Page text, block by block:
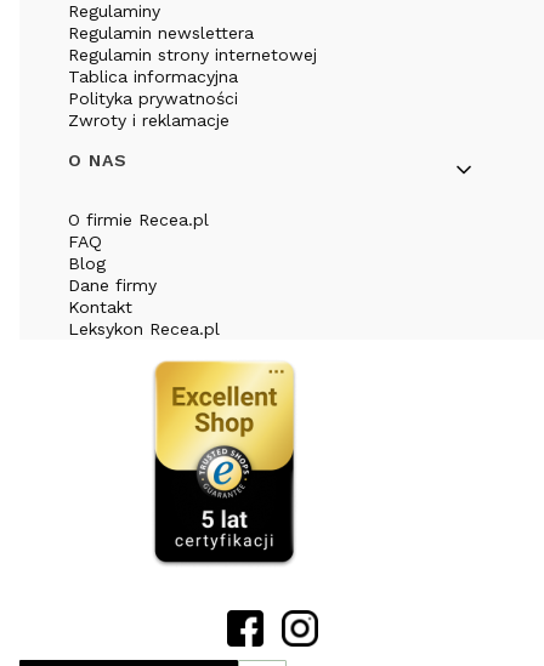
Regulaminy
Regulamin newslettera
Regulamin strony internetowej
Tablica informacyjna
Polityka prywatności
Zwroty i reklamacje
O NAS
O firmie Recea.pl
FAQ
Blog
Dane firmy
Kontakt
Leksykon Recea.pl